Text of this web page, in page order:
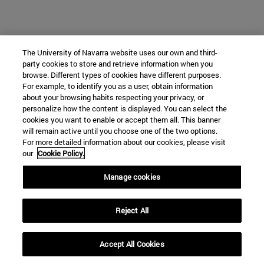
The University of Navarra website uses our own and third-
party cookies to store and retrieve information when you
browse. Different types of cookies have different purposes.
For example, to identify you as a user, obtain information
about your browsing habits respecting your privacy, or
personalize how the content is displayed. You can select the
cookies you want to enable or accept them all. This banner
will remain active until you choose one of the two options.
For more detailed information about our cookies, please visit
our Cookie Policy.
Manage cookies
Reject All
Accept All Cookies